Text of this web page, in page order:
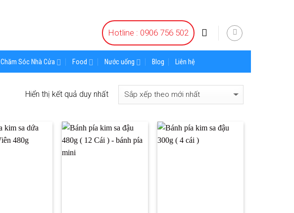
Hotline : 0906 756 502
Chăm Sóc Nhà Cửa Food Nước uống Blog Liên hệ
Hiển thị kết quả duy nhất